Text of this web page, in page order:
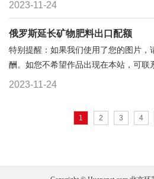
2023-11-24
俄罗斯延长矿物肥料出口配额
特别提醒：如果我们使用了您的图片，
酬。如您不希望作品出现在本站，可联
2023-11-24
1 2 3 4